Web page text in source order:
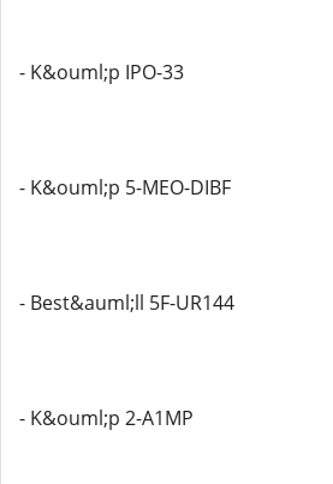
- K&ouml;p IPO-33
- K&ouml;p 5-MEO-DIBF
- Best&auml;ll 5F-UR144
- K&ouml;p 2-A1MP